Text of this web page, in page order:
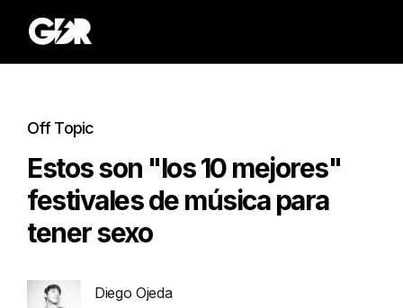
Off Topic
Estos son "los 10 mejores"
festivales de música para
tener sexo
Diego Ojeda